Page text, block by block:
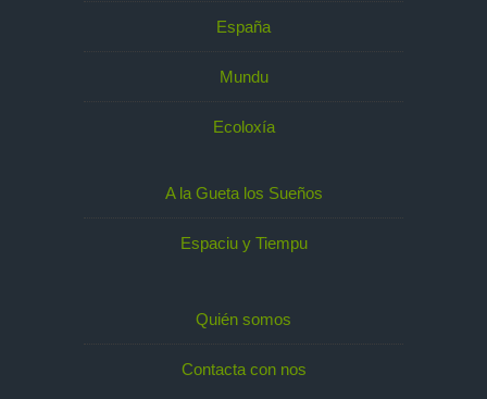
España
Mundu
Ecoloxía
A la Gueta los Sueños
Espaciu y Tiempu
Quién somos
Contacta con nos